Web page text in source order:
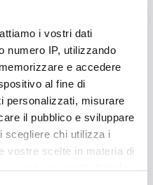
i vostri dati
numero IP, utilizzando
e accedere
al fine di
personalizzati, misurare
il pubblico e sviluppare
scegliere chi utilizza i
vostre scelte in materia di
con ritiro a
con ritiro a domicilio è
direttamente sul sito.
nella modalità
con PayPal o